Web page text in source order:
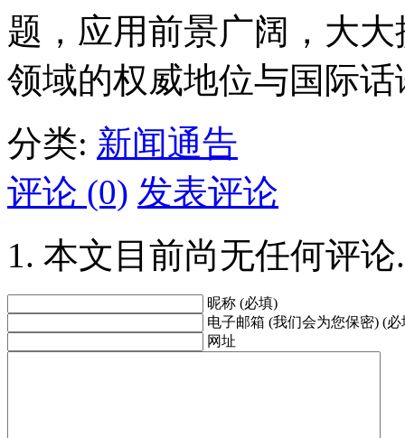
题，应用前景广阔，大
领域的权威地位与国际话
分类: 新闻通告
评论 (0) 发表评论
本文目前尚无任何评论.
昵称 (必填)
电子邮箱 (我们会为您保密) (必
网址